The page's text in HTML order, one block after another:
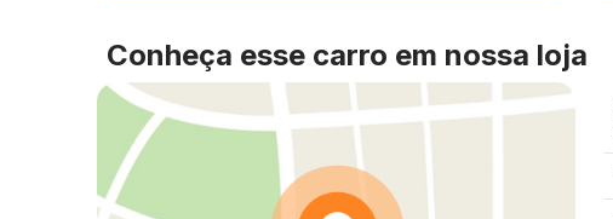
Conheça esse carro em nossa loja